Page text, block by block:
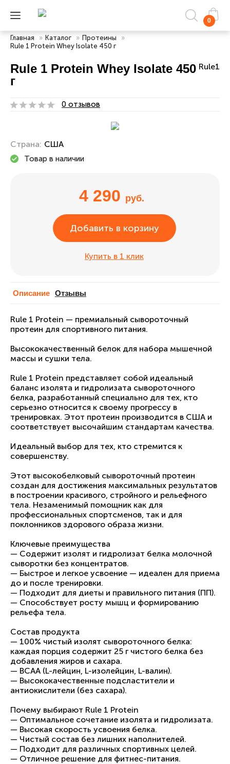
0
Главная » Каталог » Протеины
»
Rule 1 Protein Whey Isolate 450 г
Rule 1 Protein Whey Isolate 450
г
Rule1
0 отзывов
Страна: США
Товар в наличии
4 290 руб.
Добавить в корзину
Купить в 1 клик
Описание Отзывы
Rule 1 Protein — премиальный сывороточный
протеин для спортивного питания.
Высококачественный белок для набора мышечной
массы и сушки тела.
Rule 1 Protein представляет собой идеальный
баланс изолята и гидролизата сывороточного
белка, разработанный специально для тех, кто
серьезно относится к своему прогрессу в
тренировках. Этот протеин производится в США и
соответствует высочайшим стандартам качества.
Идеальный выбор для тех, кто стремится к
совершенству.
Этот высокобелковый сывороточный протеин
создан для достижения максимальных результатов
в построении красивого, стройного и рельефного
тела. Незаменимый помощник как для
профессиональных спортсменов, так и для
поклонников здорового образа жизни.
Ключевые преимущества
— Содержит изолят и гидролизат белка молочной
сыворотки без концентратов.
— Быстрое и легкое усвоение — идеален для приема
до и после тренировки.
— Подходит для диеты и правильного питания (ПП).
— Способствует росту мышц и формированию
рельефа тела.
Состав продукта
— 100% чистый изолят сывороточного белка:
каждая порция содержит 25 г чистого белка без
добавления жиров и сахара.
— BCAA (L-лейцин, L-изолейцин, L-валин).
— Высококачественные подсластители и
антиокислители (без сахара).
Почему выбирают Rule 1 Protein
— Оптимальное сочетание изолята и гидролизата.
— Высокая скорость усвоения белка.
— Чистый состав без лишних наполнителей.
— Подходит для различных спортивных целей.
— Отличное решение для фитнес-питания.